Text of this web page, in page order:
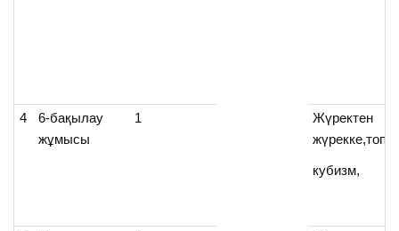
4
6-бақылау
жұмысы
1
Жүректен
кубизм,